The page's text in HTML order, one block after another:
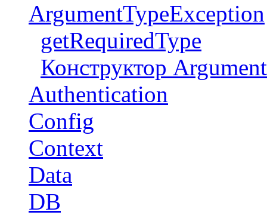
ArgumentTypeException
getRequiredType
Конструктор
Authentication
Config
Context
Data
DB